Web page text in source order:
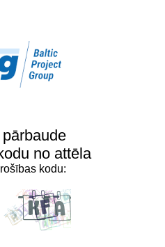
no attēla
kodu: